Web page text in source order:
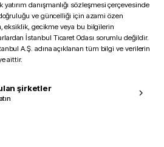
danışmanlığı sözleşmesi çerçevesinde
ve güncelliği için azami özen
eksiklik, gecikme veya bu bilgilerin
İstanbul Ticaret Odası sorumlu değildir.
A.Ş. adına açıklanan tüm bilgi ve verilerin
aittir.
şirketler